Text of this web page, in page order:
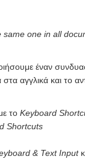
same one in all
έναν
αγγλικά και το
το Keyboard
Shortcuts
& Text Input